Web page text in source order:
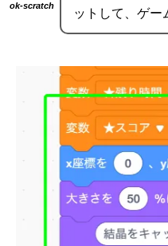
ok-scratch
ットして、ゲー